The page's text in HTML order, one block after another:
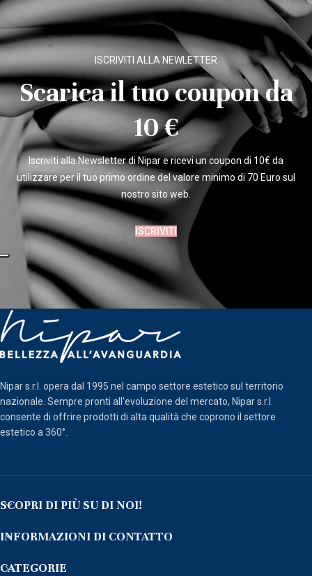
ISCRIVITI ALLA NEWLETTER
Scarica il tuo coupon da
10 €
Iscriviti alla Newsletter di Nipar e ricevi un coupon di 10€ da
utilizzare per il tuo primo ordine del valore minimo di 70 Euro sul
nostro sito web.
ISCRIVITI
Nipar s.r.l. opera dal 1995 nel campo settore estetico sul territorio
nazionale. Sempre pronti all'evoluzione del mercato, Nipar s.r.l.
consente di offrire prodotti di alta qualità che coprono il settore
estetico a 360°.
SCOPRI DI PIÙ SU DI NOI!
INFORMAZIONI DI CONTATTO
CATEGORIE